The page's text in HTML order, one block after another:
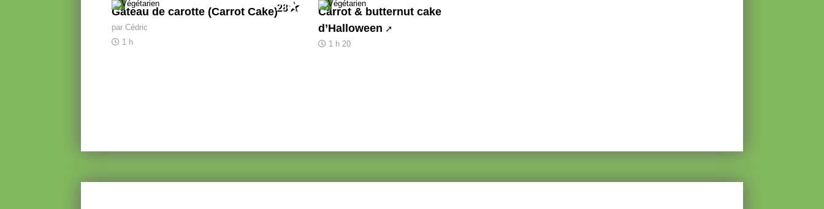
Gateau de carotte (Carrot Cake)
par Cédric
1 h
28
Carrot & butternut cake
d’Halloween
1 h 20